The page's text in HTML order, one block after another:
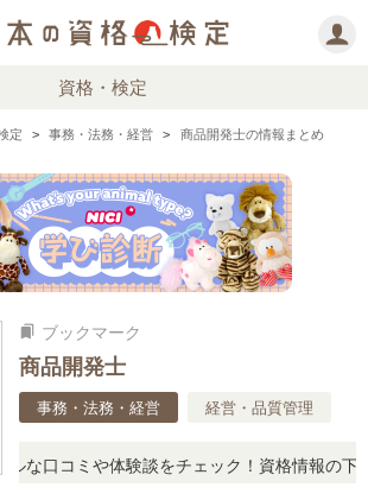
資格・検定
定 事務・法務・経営 商品開発士の情報まとめ
bookmarks ブックマーク
商品開発士
事務・法務・経営 経営・品質管理
コミや体験談をチェック！資格情報の下か